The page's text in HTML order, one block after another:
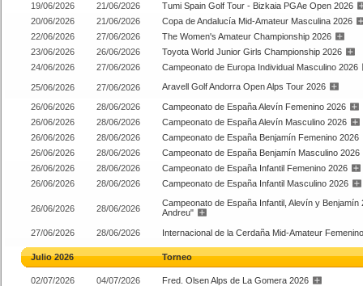
19/06/2026
21/06/2026
Tumi Spain Golf Tour - Bizkaia PGAe Open 2026
20/06/2026
21/06/2026
Copa de Andalucía Mid-Amateur Masculina 2026
22/06/2026
27/06/2026
The Women's Amateur Championship 2026
23/06/2026
26/06/2026
Toyota World Junior Girls Championship 2026
24/06/2026
27/06/2026 Campeonato de Europa Individual Masculino 2026
25/06/2026 27/06/2026 Aravell Golf Andorra Open Alps Tour 2026
26/06/2026 28/06/2026
Campeonato de España Alevín Femenino 2026
26/06/2026
28/06/2026
Campeonato de España Alevín Masculino 2026
26/06/2026
28/06/2026
Campeonato de España Benjamín Femenino 2026
26/06/2026
28/06/2026
Campeonato de España Benjamín Masculino 2026
26/06/2026
28/06/2026
Campeonato de España Infantil Femenino 2026
26/06/2026
28/06/2026 Campeonato de España Infantil Masculino 2026
26/06/2026 28/06/2026
Campeonato de España Infantil, Alevín y Benjamín
Andreu"
27/06/2026 28/06/2026 Internacional de la Cerdaña Mid-Amateur
Julio 2026 Torneo
02/07/2026 04/07/2026 Fred. Olsen Alps de La Gomera 2026